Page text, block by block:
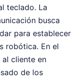
teclado. La
busca
para establecer
robótica. En el
cliente en
de los